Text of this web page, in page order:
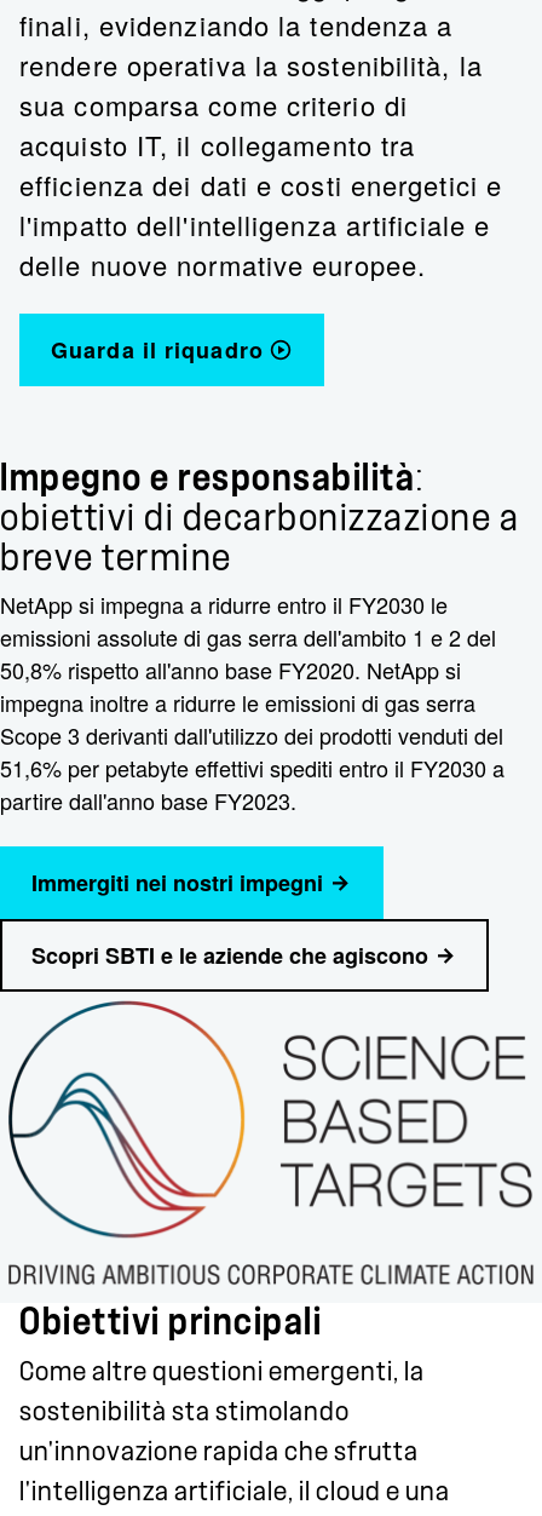
finali, evidenziando la tendenza a
rendere operativa la sostenibilità, la
sua comparsa come criterio di
acquisto IT, il collegamento tra
efficienza dei dati e costi energetici e
l'impatto dell'intelligenza artificiale e
delle nuove normative europee.
Guarda il riquadro
Impegno e responsabilità:
obiettivi di decarbonizzazione a
breve termine
NetApp si impegna a ridurre entro il FY2030 le
emissioni assolute di gas serra dell'ambito 1 e 2 del
50,8% rispetto all'anno base FY2020. NetApp si
impegna inoltre a ridurre le emissioni di gas serra
Scope 3 derivanti dall'utilizzo dei prodotti venduti del
51,6% per petabyte effettivi spediti entro il FY2030 a
partire dall'anno base FY2023.
Immergiti nei nostri impegni
Scopri SBTI e le aziende che agiscono
Obiettivi principali
Come altre questioni emergenti, la
sostenibilità sta stimolando
un'innovazione rapida che sfrutta
l'intelligenza artificiale, il cloud e una